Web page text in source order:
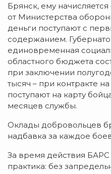
Брянск, ему
от Министерства
деньги поступают с
содержанием.
единовременная
областного бюджета
при заключении
тысяч – при контракте
поступают на карту
месяцев службы.
Оклады добровольцев
надбавка за каждое
За время действия
практика: без